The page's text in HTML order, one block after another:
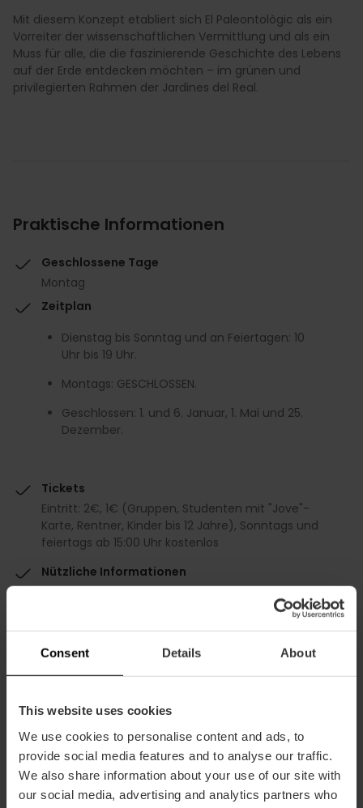
Consent Details About
This website uses cookies
We use cookies to personalise content and ads, to
provide social media features and to analyse our traffic.
We also share information about your use of our site with
our social media, advertising and analytics partners who
Mit diesem Konzept etabliert sich El Paleontològic als ein
Vorreiter der wissenschaftlichen Vermittlung und als ein
Muss für alle, die die faszinierende Geschichte des Lebens
auf der Erde entdecken möchten – im grünen und
privilegierten Rahmen der Jardines del Real.
Praktische Informationen
Geschlossene Tage
Montag
Zeitplan
Dienstag bis Sonntag und an Feiertagen: 10
Uhr bis 19 Uhr.
Montags: GESCHLOSSEN.
Geschlossen: 1. und 6. Januar, 1. Mai und 25.
Dezember.
Tickets
Eintritt: 2€, 1€ (Gruppen, Studenten mit "Jove"-
Karte, Rentner, Kinder bis 12 Jahre), Sonntags und
feiertags ab 15:00 Uhr kostenlos
Nützliche Informationen
om de audiogids te downloaden en vergeet je
De audiogids is beschikbaar in het Spaans,
Valenciaans en Engels, net als alle informatie in
Valencia Tourist Card Ermäßigung
Gratis